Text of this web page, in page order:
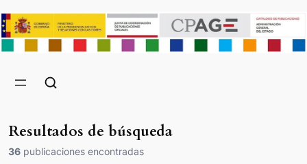
Resultados de búsqueda
36 publicaciones encontradas